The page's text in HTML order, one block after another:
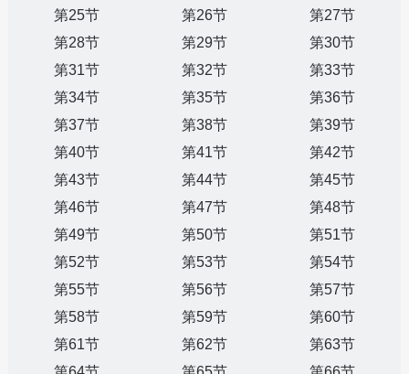
第25节
第26节
第27节
第28节
第29节
第30节
第31节
第32节
第33节
第34节
第35节
第36节
第37节
第38节
第39节
第40节
第41节
第42节
第43节
第44节
第45节
第46节
第47节
第48节
第49节
第50节
第51节
第52节
第53节
第54节
第55节
第56节
第57节
第58节
第59节
第60节
第61节
第62节
第63节